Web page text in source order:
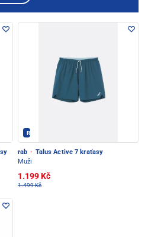
Rab - PEC POD SNĚŽKOU
rab · Talus Active 7 kraťasy
Muži
1.199 Kč
1.499 Kč